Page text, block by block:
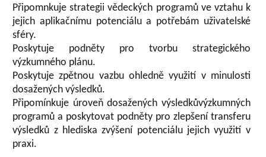
Připomnkuje strategii vědeckých programů ve vztahu k
jejich aplikačnímu potenciálu a potřebám uživatelské
sféry.
Poskytuje podněty pro tvorbu strategického
výzkumného plánu.
Poskytuje zpětnou vazbu ohledně využití v minulosti
dosažených výsledků.
Připomínkuje úroveň dosažených výsledkůvýzkumných
programů a poskytovat podněty pro zlepšení transferu
výsledků z hlediska zvýšení potenciálu jejich využití v
praxi.